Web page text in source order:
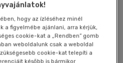
hogy az ízléséhez minél
a figyelmébe ajánlani, arra kérjük,
cookie-kat a „Rendben” gomb
weboldalunk csak a weboldal
cookie-kat telepíti a
később is bármikor